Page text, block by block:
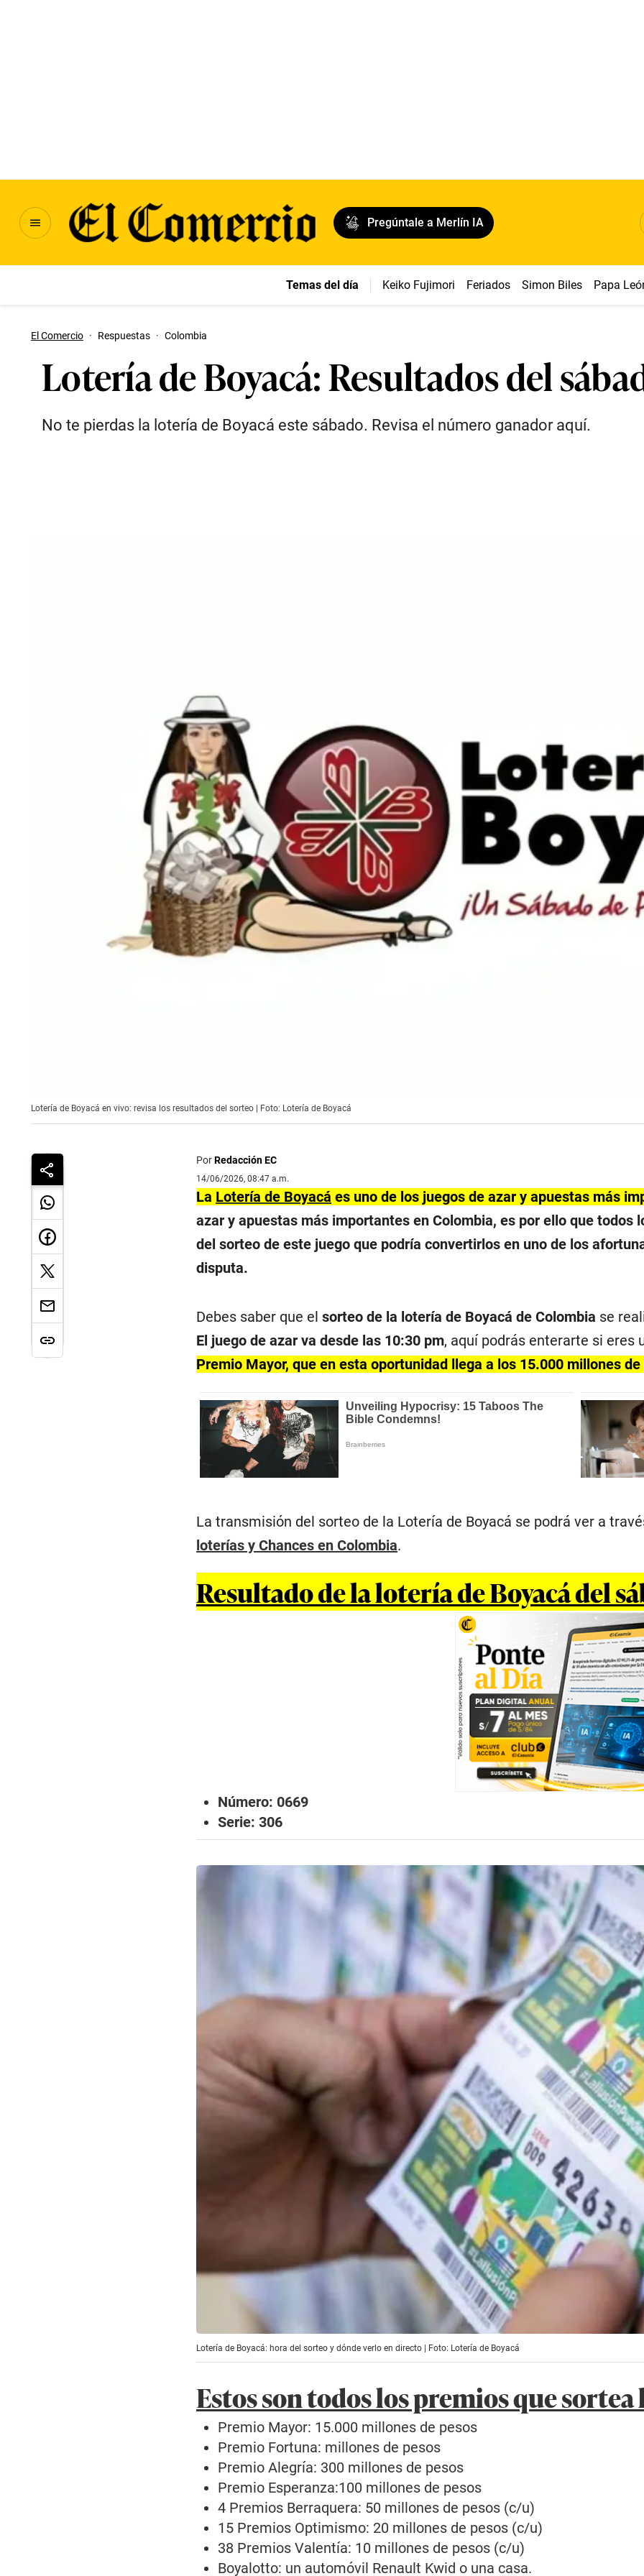
Pregúntale a Merlín IA
Temas del día Keiko Fujimori Feriados Simon Biles Papa
El Comercio · Respuestas · Colombia
Lotería de Boyacá: Resultados del
No te pierdas la lotería de Boyacá este sábado. Revisa el número ganador aquí.
Lotería de Boyacá en vivo: revisa los resultados del sorteo | Foto: Lotería de Boyacá
PorRedacción EC
14/06/2026, 08:47 a.m.
La Lotería de Boyacá es uno de los juegos de azar y apuestas más
azar y apuestas más importantes en Colombia, es por ello que todos
del sorteo de este juego que podría convertirlos en uno de los
disputa.
Debes saber que elsorteo de la lotería de Boyacá de Colombia se
El juego de azar va desde las 10:30 pm, aquí podrás enterarte si eres
Premio Mayor, que en esta oportunidad llega a los 15.000 millones
La transmisión del sorteo de la Lotería de Boyacá se podrá ver a
loterías y Chances en Colombia.
Resultado de la lotería de Boyacá del
Número: 0669
Serie: 306
Lotería de Boyacá: hora del sorteo y dónde verlo en directo | Foto: Lotería de Boyacá
Estos son todos los premios que
Premio Mayor: 15.000 millones de pesos
Premio Fortuna: millones de pesos
Premio Alegría: 300 millones de pesos
Premio Esperanza:100 millones de pesos
4 Premios Berraquera: 50 millones de pesos (c/u)
15 Premios Optimismo: 20 millones de pesos (c/u)
38 Premios Valentía: 10 millones de pesos (c/u)
Boyalotto: un automóvil Renault Kwid o una casa.